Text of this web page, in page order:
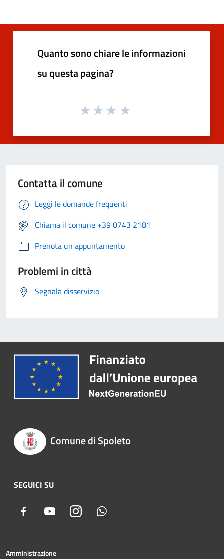
Quanto sono chiare le informazioni
su questa pagina?
Contatta il comune
Leggi le domande frequenti
Chiama il comune +39 0743 2181
Prenota un appuntamento
Problemi in città
Segnala disservizio
Comune di Spoleto
SEGUICI SU
Facebook YoutubeInstagram
Amministrazione